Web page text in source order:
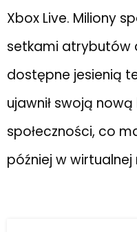
Xbox Live. Miliony
setkami atrybutów
dostępne jesienią
ujawnił swoją
społeczności, co
później w